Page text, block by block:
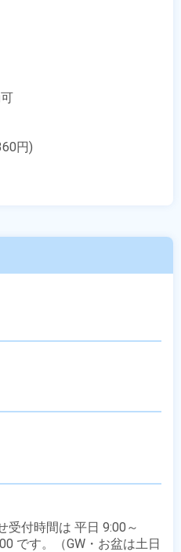
円)
受付時間は 平日 9:00～
です。（GW・お盆は土日